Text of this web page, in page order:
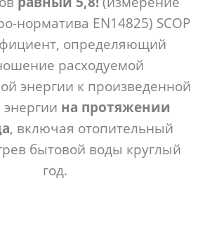
норматива EN14825) SCOP
определяющий
расходуемой
энергии к произведенной
на протяжении
, включая отопительный
бытовой воды круглый
год.